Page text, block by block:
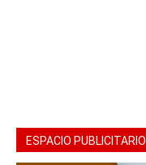
ESPACIO PUBLICITARIO